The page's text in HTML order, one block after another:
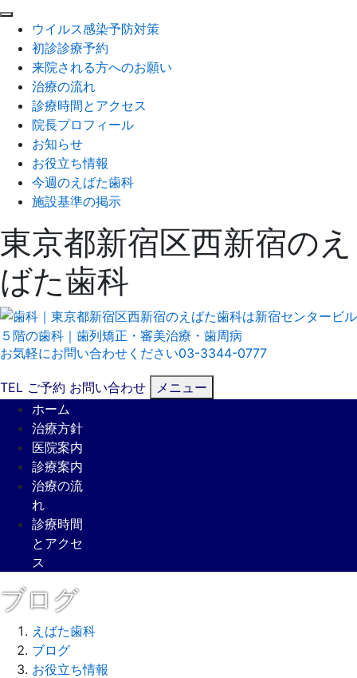
ウイルス感染予防対策
初診診療予約
来院される方へのお願い
治療の流れ
診療時間とアクセス
院長プロフィール
お知らせ
お役立ち情報
今週のえばた歯科
施設基準の掲示
東京都新宿区西新宿のえ
ばた歯科
お気軽にお問い合わせください03-3344-0777
TEL ご予約 お問い合わせ
メニュー
ホーム
治療方針
医院案内
診療案内
治療の流
れ
診療時間
とアクセ
ス
ブログ
えばた歯科
ブログ
お役立ち情報